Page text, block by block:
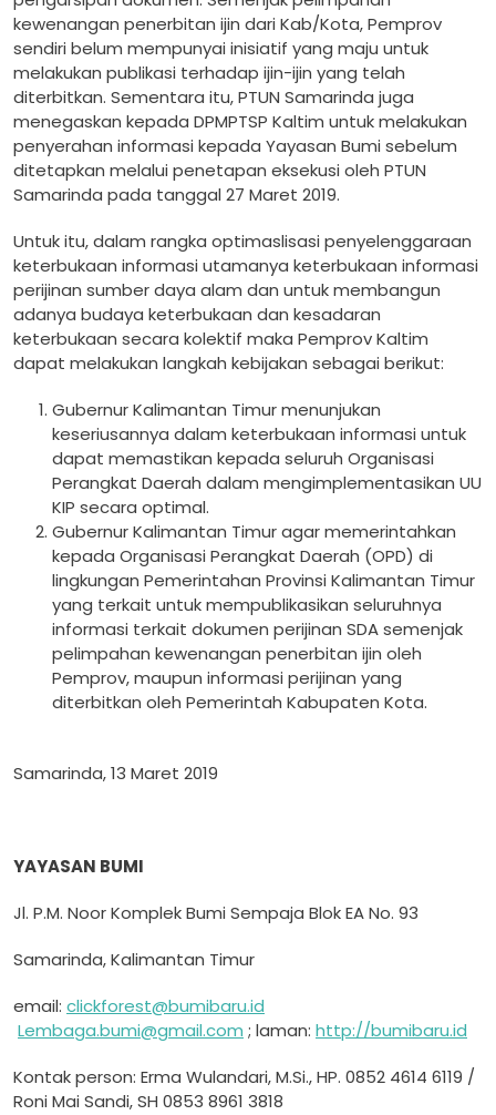
kewenangan penerbitan ijin dari Kab/Kota, Pemprov
sendiri belum mempunyai inisiatif yang maju untuk
melakukan publikasi terhadap ijin-ijin yang telah
diterbitkan. Sementara itu, PTUN Samarinda juga
menegaskan kepada DPMPTSP Kaltim untuk melakukan
penyerahan informasi kepada Yayasan Bumi sebelum
ditetapkan melalui penetapan eksekusi oleh PTUN
Samarinda pada tanggal 27 Maret 2019.
Untuk itu, dalam rangka optimaslisasi penyelenggaraan
keterbukaan informasi utamanya keterbukaan informasi
perijinan sumber daya alam dan untuk membangun
adanya budaya keterbukaan dan kesadaran
keterbukaan secara kolektif maka Pemprov Kaltim
dapat melakukan langkah kebijakan sebagai berikut:
Gubernur Kalimantan Timur menunjukan
keseriusannya dalam keterbukaan informasi untuk
dapat memastikan kepada seluruh Organisasi
Perangkat Daerah dalam mengimplementasikan UU
KIP secara optimal.
Gubernur Kalimantan Timur agar memerintahkan
kepada Organisasi Perangkat Daerah (OPD) di
lingkungan Pemerintahan Provinsi Kalimantan Timur
yang terkait untuk mempublikasikan seluruhnya
informasi terkait dokumen perijinan SDA semenjak
pelimpahan kewenangan penerbitan ijin oleh
Pemprov, maupun informasi perijinan yang
diterbitkan oleh Pemerintah Kabupaten Kota.
Samarinda, 13 Maret 2019
YAYASAN BUMI
Jl. P.M. Noor Komplek Bumi Sempaja Blok EA No. 93
Samarinda, Kalimantan Timur
email: clickforest@bumibaru.id
Lembaga.bumi@gmail.com ; laman: http://bumibaru.id
Kontak person: Erma Wulandari, M.Si., HP. 0852 4614 6119 /
Roni Mai Sandi, SH 0853 8961 3818